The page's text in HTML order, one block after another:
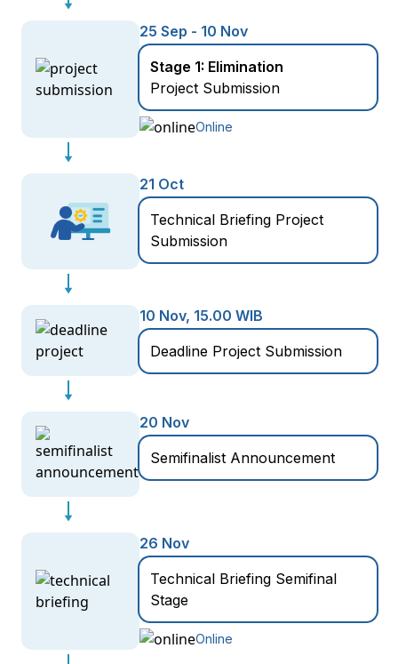
25 Sep - 10 Nov
Stage 1: Elimination
Project Submission
Online
21 Oct
Technical Briefing Project
Submission
10 Nov, 15.00 WIB
Deadline Project Submission
20 Nov
Semifinalist Announcement
26 Nov
Technical Briefing Semifinal
Stage
Online